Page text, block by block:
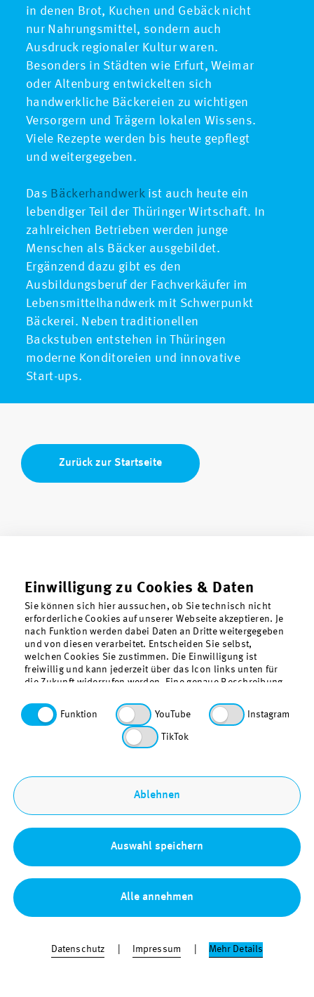
Einwilligung zu Cookies & Daten
Sie können sich hier aussuchen, ob Sie technisch nicht
erforderliche Cookies auf unserer Webseite akzeptieren. Je
nach Funktion werden dabei Daten an Dritte weitergegeben
und von diesen verarbeitet. Entscheiden Sie selbst,
welchen Cookies Sie zustimmen. Die Einwilligung ist
freiwillig und kann jederzeit über das Icon links unten für
die Zukunft widerrufen werden. Eine genaue Beschreibung
Datenschutzerklärung. Funktionale Cookies, also die für
den Betrieb unserer Webseite technisch erforderlichen
Cookies, sind vorausgewählt.
Funktion YouTube Instagram
TikTok
Ablehnen
Auswahl speichern
Alle annehmen
Datenschutz Impressum Mehr Details
in denen Brot, Kuchen und Gebäck nicht
nur Nahrungsmittel, sondern auch
Ausdruck regionaler Kultur waren.
Besonders in Städten wie Erfurt, Weimar
oder Altenburg entwickelten sich
handwerkliche Bäckereien zu wichtigen
Versorgern und Trägern lokalen Wissens.
Viele Rezepte werden bis heute gepflegt
und weitergegeben.
Das Bäckerhandwerkist auch heute ein
lebendiger Teil der Thüringer Wirtschaft. In
zahlreichen Betrieben werden junge
Menschen als Bäcker ausgebildet.
Ergänzend dazu gibt es den
Ausbildungsberuf der Fachverkäufer im
Lebensmittelhandwerk mit Schwerpunkt
Bäckerei. Neben traditionellen
Backstuben entstehen in Thüringen
moderne Konditoreien und innovative
Start-ups.
Zurück zur Startseite
Diesen Artikel teilen
Weitere Artikel